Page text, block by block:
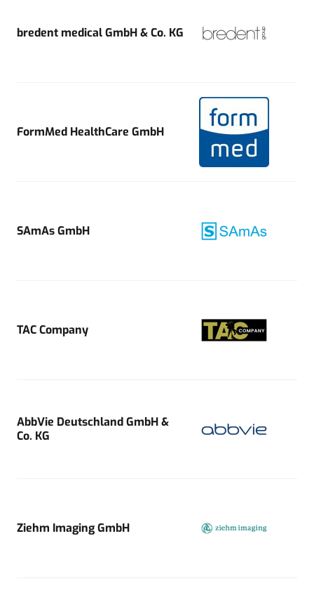
bredent medical GmbH & Co. KG
FormMed HealthCare GmbH
SAmAs GmbH
TAC Company
AbbVie Deutschland GmbH &
Co. KG
Ziehm Imaging GmbH